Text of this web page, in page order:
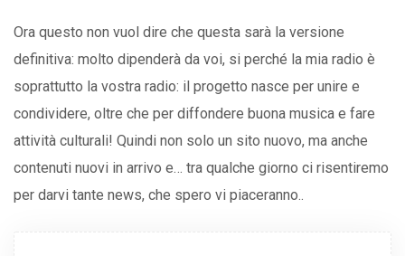
Ora questo non vuol dire che questa sarà la versione
definitiva: molto dipenderà da voi, si perché la mia radio è
soprattutto la vostra radio: il progetto nasce per unire e
condividere, oltre che per diffondere buona musica e fare
attività culturali! Quindi non solo un sito nuovo, ma anche
contenuti nuovi in arrivo e… tra qualche giorno ci risentiremo
per darvi tante news, che spero vi piaceranno..